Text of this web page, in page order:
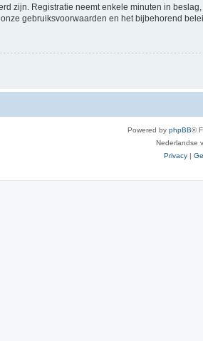
zijn. Registratie neemt enkele minuten in
gebruiksvoorwaarden en het bijbehorend
Powered by phpBB®
Nederlandse
Privacy |